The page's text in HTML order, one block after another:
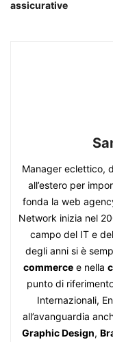
assicurative
Manager eclettico,
all’estero per
fonda la web
Network inizia nel
campo del IT e
degli anni si è
commercee nella
punto di
Internazionali,
all’avanguardia
Graphic Design,